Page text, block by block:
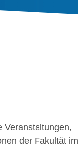
Veranstaltungen,
der Fakultät im